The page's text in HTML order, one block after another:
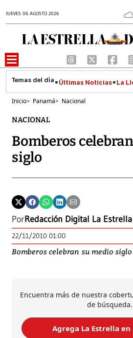
JUEVES 06 AGOSTO 2026
Últimas Noticias La
Inicio> Panamá> Nacional
NACIONAL
Bomberos
siglo
PorRedacción Digital La Estrella
22/11/2010 01:00
Bomberos celebran su medio siglo
Encuentra más de nuestra
de búsqueda.
Agrega La Estrella